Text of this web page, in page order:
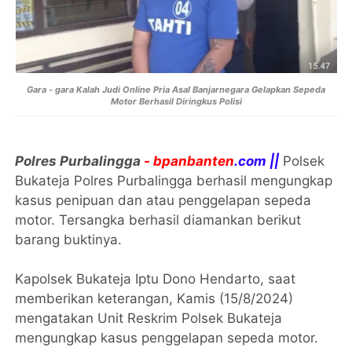
Gara - gara Kalah Judi Online Pria Asal Banjarnegara Gelapkan Sepeda
Motor Berhasil Diringkus Polisi
Polres Purbalingga - bpanbanten.com || Polsek
Bukateja Polres Purbalingga berhasil mengungkap
kasus penipuan dan atau penggelapan sepeda
motor. Tersangka berhasil diamankan berikut
barang buktinya.
Kapolsek Bukateja Iptu Dono Hendarto, saat
memberikan keterangan, Kamis (15/8/2024)
mengatakan Unit Reskrim Polsek Bukateja
mengungkap kasus penggelapan sepeda motor.